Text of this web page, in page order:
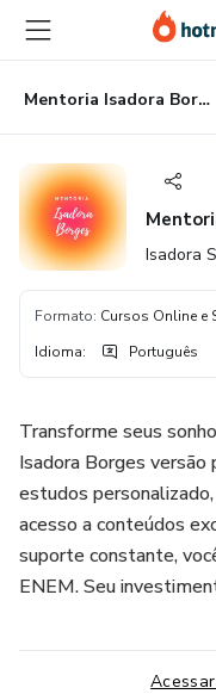
para
conteúdo
principal
para
pagamento
para
rodapé
Mentoria Isadora Borges- Premium
Isadora
Formato: Cursos Online e
Idioma: Português
Transforme seus
Isadora Borges
estudos
acesso a conteúdos
suporte constante,
ENEM. Seu